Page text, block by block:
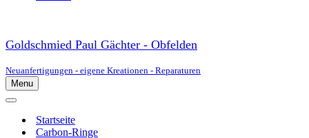
Goldschmied Paul Gächter - Obfelden
Neuanfertigungen - eigene Kreationen - Reparaturen
Menu
Navigationsmenü
Navigationsmenü
Startseite
Carbon-Ringe